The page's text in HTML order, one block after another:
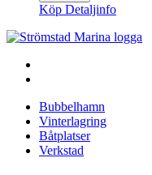
Köp Detaljinfo
Bubbelhamn
Vinterlagring
Båtplatser
Verkstad